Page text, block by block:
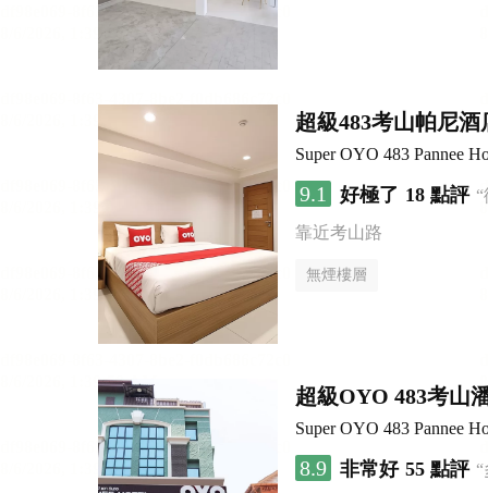
超級483考山帕尼酒
Super OYO 483 Pannee
9.1 好極了 18 點評
靠近考山路
無煙樓層
超級OYO 483考山
Super OYO 483 Pannee
8.9 非常好 55 點評